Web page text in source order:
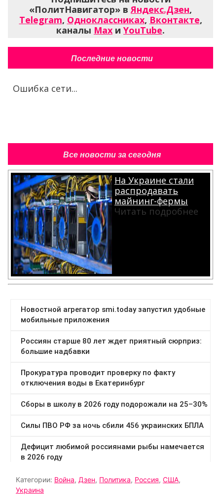
«ПолитНавигатор» вЯндекс.Дзен,
Telegram, Одноклассниках, Вконтакте,
каналы Max и YouTube.
Последние новости
Ошибка сети...
Все новости за сегодня
На Украине стали
распродавать
майнинг-фермы
Читать подробнее
Категории: Война, Дзен, Политика, Россия, США,
Украина